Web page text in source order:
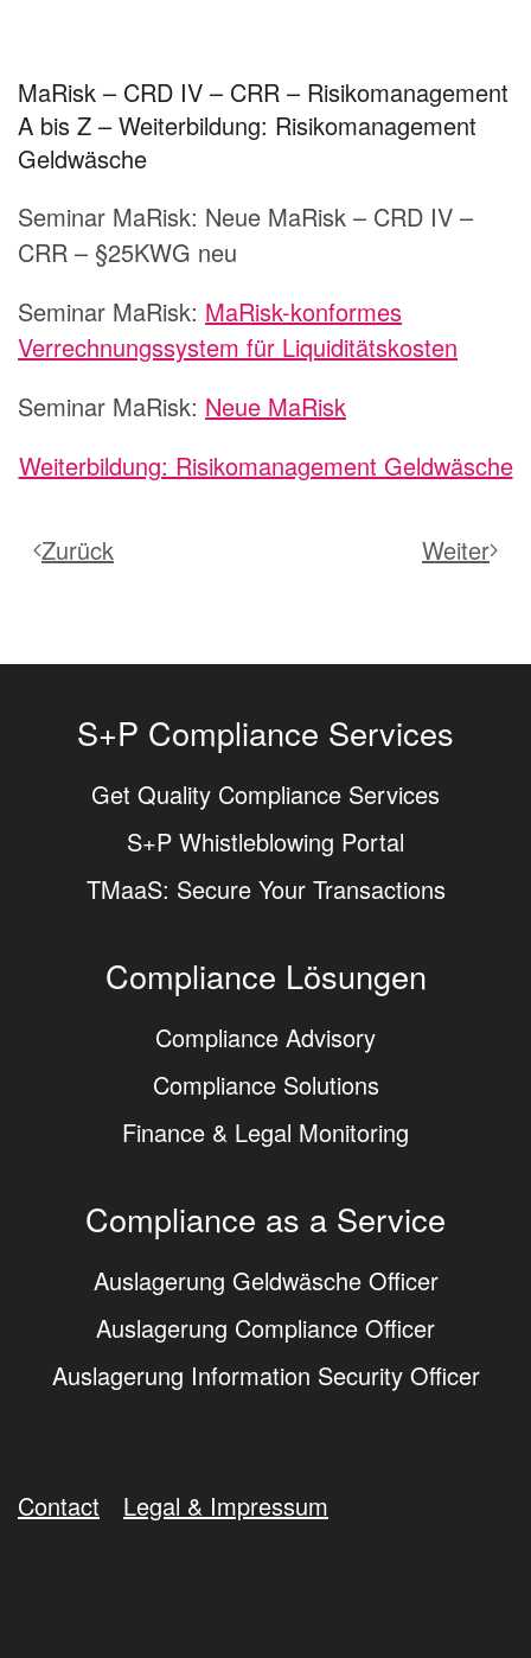
MaRisk – CRD IV – CRR – Risikomanagement
A bis Z – Weiterbildung: Risikomanagement
Geldwäsche
Seminar MaRisk: Neue MaRisk – CRD IV –
CRR – §25KWG neu
Seminar MaRisk: MaRisk-konformes
Verrechnungssystem für Liquiditätskosten
Seminar MaRisk: Neue MaRisk
Weiterbildung: Risikomanagement Geldwäsche
Zurück Weiter
S+P Compliance Services
Get Quality Compliance Services
S+P Whistleblowing Portal
TMaaS: Secure Your Transactions
Compliance Lösungen
Compliance Advisory
Compliance Solutions
Finance & Legal Monitoring
Compliance as a Service
Auslagerung Geldwäsche Officer
Auslagerung Compliance Officer
Auslagerung Information Security Officer
Contact Legal & Impressum